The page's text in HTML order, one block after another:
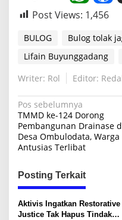
Post Views: 1,456
BULOG
Bulog tolak
Lifain Buyunggadang
Writer: Rol
Editor:
N
a
v
g
a
s
Pos sebelumnya
TMMD ke-124 Dorong
Pembangunan Drainase
Desa Ombulodata, Warga
Antusias Terlibat
Posting Terkait
Aktivis Ingatkan Restorative
Justice Tak Hapus Tindak